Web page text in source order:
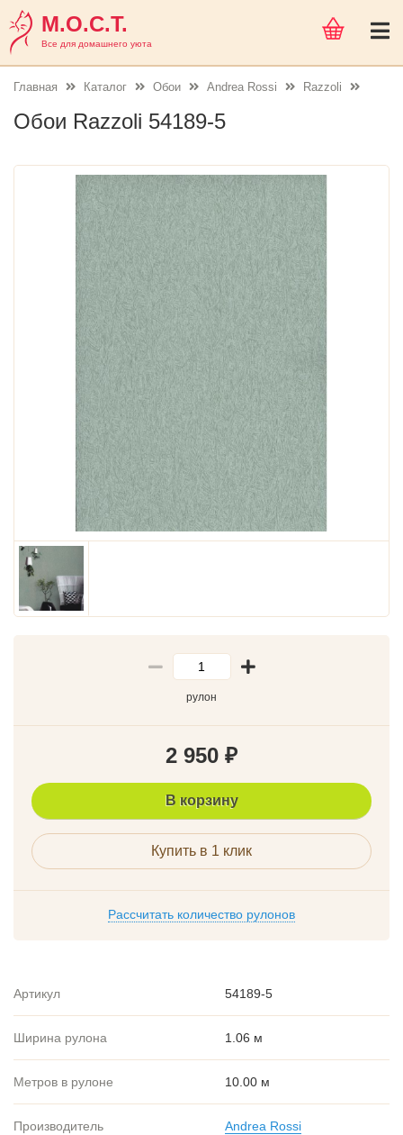
М.О.С.Т.
Все для домашнего уюта
Главная Каталог Обои Andrea Rossi Razzoli
Обои Razzoli 54189-5
рулон
2 950 ₽
В корзину
Купить в 1 клик
Рассчитать количество рулонов
Артикул 54189-5
Ширина рулона 1.06 м
Метров в рулоне 10.00 м
Производитель Andrea Rossi